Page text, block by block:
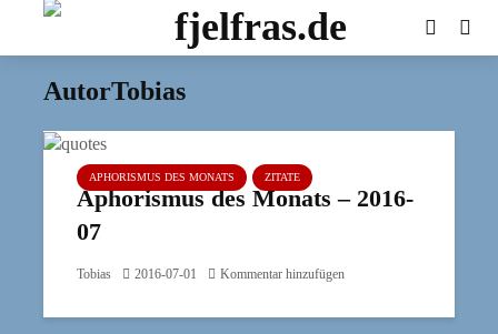
AutorTobias
APHORISMUS DES MONATS ZITATE
Aphorismus des Monats – 2016-
07
Tobias 2016-07-01 Kommentar hinzufügen